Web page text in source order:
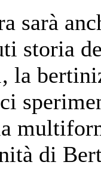
sarà
storia
la
di